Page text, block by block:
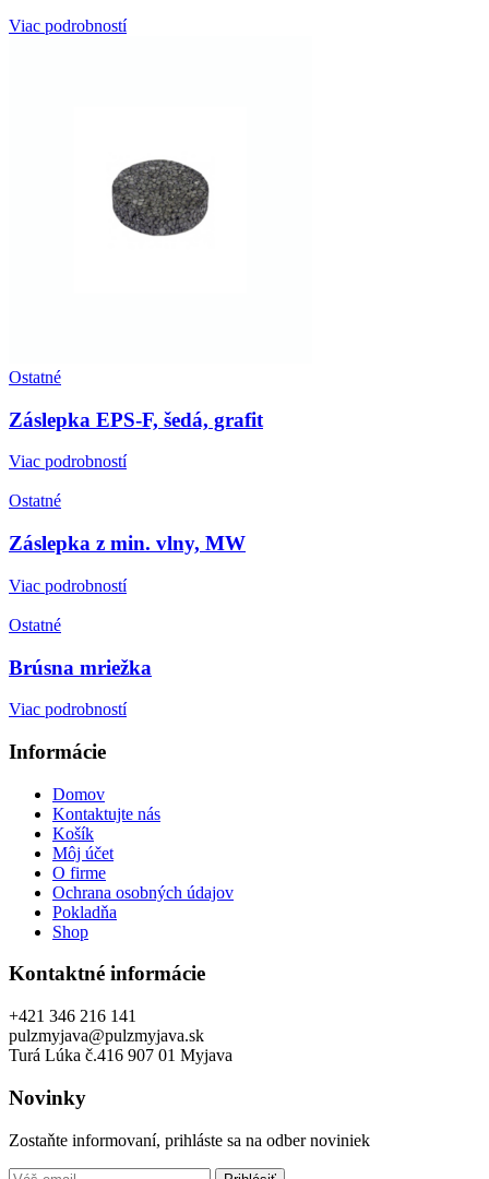
Viac podrobností
Ostatné
Záslepka EPS-F, šedá, grafit
Viac podrobností
Ostatné
Záslepka z min. vlny, MW
Viac podrobností
Ostatné
Brúsna mriežka
Viac podrobností
Informácie
Domov
Kontaktujte nás
Košík
Môj účet
O firme
Ochrana osobných údajov
Pokladňa
Shop
Kontaktné informácie
+421 346 216 141
pulzmyjava@pulzmyjava.sk
Turá Lúka č.416 907 01 Myjava
Novinky
Zostaňte informovaní, prihláste sa na odber noviniek